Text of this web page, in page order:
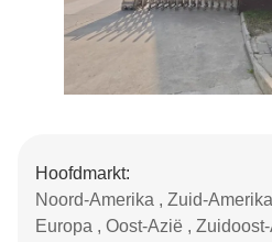
Hoofdmarkt:
Noord-Amerika , Zuid-
Europa , Oost-Azië ,